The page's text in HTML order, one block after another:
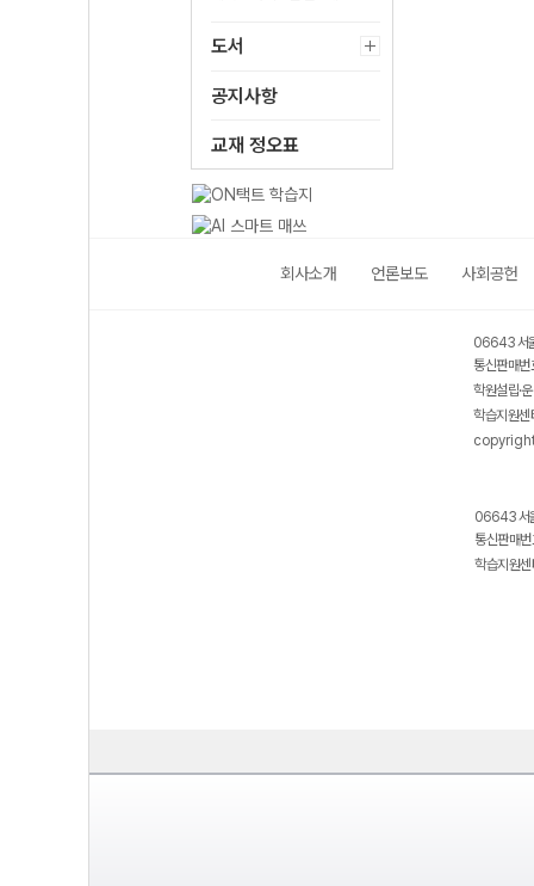
도서
공지사항
교재 정오표
회사소개 언론보도 사회공헌
06643 서
통신판매
학원설립·
학습지원
06643 서
통신판매
학습지원